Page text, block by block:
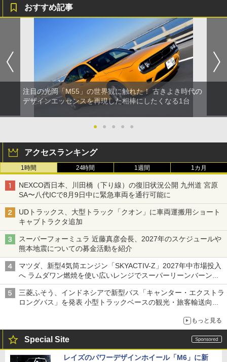
おすすめ記事
注目の光岡「M55」の世界観に触れた！ 古きよき時代の
デザインエッセンスを再現した相棒にしたくなる1台
● ● ● ● ●
アクセスランキング
1時間 24時間 1週間 1カ月
NEXCO西日本、川田橋（下り線）の復旧状況公開 九州道 宮原
SA〜八代ICで8月9日中に緊急車両を通行可能に
UDトラックス、大型トラック「クオン」に車両運搬用ショート
キャブトラクタ追加
スーパーフォーミュラ 近藤真彦会長、2027年のスケジュールや
熊本地震についての募金活動を紹介
マツダ、新型4気筒エンジン「SKYACTIV-Z」2027年中市場投入
へ ラムダワン燃焼を使い広いレンジでスーパーリーンバーン燃
焼を実現
三菱ふそう、インドネシアで新型バス「キャンター・エクストラ
ロングバス」を発表 小型トラックベースの観光・旅客輸送向け
もっと見る
Special Site
レイズのパワーデザインホイール「M6」に新